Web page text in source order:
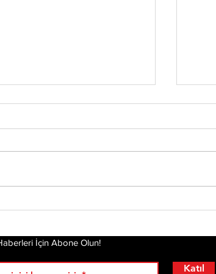
Duyurdu
İçin Abone Olun!
Katıl